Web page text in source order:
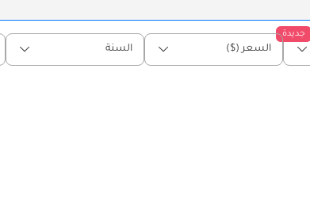
جديدة
السعر ($) السنة